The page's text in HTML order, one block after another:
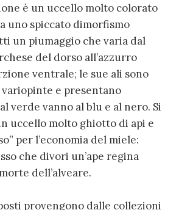
è un uccello molto colorato
uno spiccato dimorfismo
un piumaggio che varia dal
del dorso all’azzurro
ventrale; le sue ali sono
e presentano
verde vanno al blu e al nero. Si
uccello molto ghiotto di api e
per l’economia del miele:
che divori un’ape regina
dell’alveare.
provengono dalle collezioni